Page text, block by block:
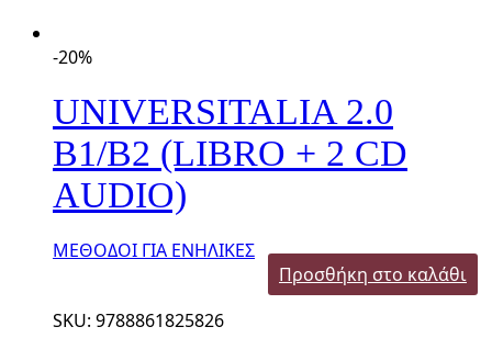
-20%
UNIVERSITALIA 2.0
B1/B2 (LIBRO + 2 CD
AUDIO)
ΜΕΘΟΔΟΙ ΓΙΑ ΕΝΗΛΙΚΕΣ
Προσθήκη στο καλάθι
SKU: 9788861825826